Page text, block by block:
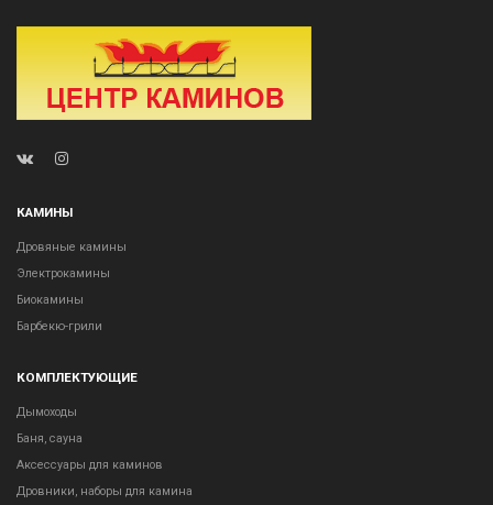
КАМИНЫ
Дровяные камины
Электрокамины
Биокамины
Барбекю-грили
КОМПЛЕКТУЮЩИЕ
Дымоходы
Баня, сауна
Аксессуары для каминов
Дровники, наборы для камина